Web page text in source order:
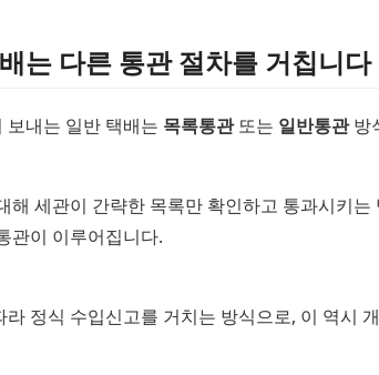
는 다른 통관 절차를 거칩니다
보내는 일반 택배는 목록통관또는 일반통관방
해 세관이 간략한 목록만 확인하고 통과시키
관이 이루어집니다.
정식 수입신고를 거치는 방식으로, 이 역시